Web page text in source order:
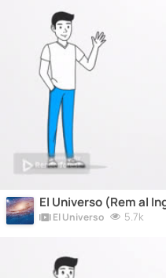
El Universo (Rem al
El Universo 5.7k